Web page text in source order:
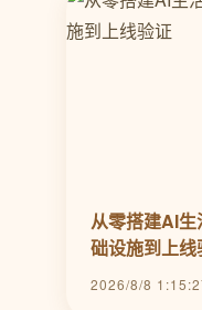
从零搭建AI
础设施到上线
2026/8/8